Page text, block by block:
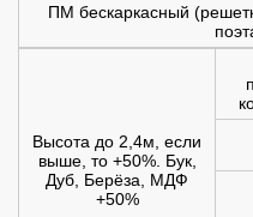
ПМ бескаркасный
Высота до 2,4м, если
выше, то +50%. Бук,
Дуб, Берёза, МДФ
+50%